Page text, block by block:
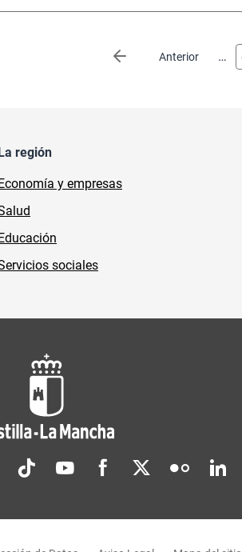
Anterior
Página anterior …
La región
Economía y empresas
Educación
sociales
sociales JCCM